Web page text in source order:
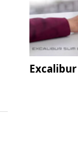
Excalibur